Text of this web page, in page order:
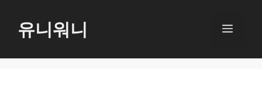
로
유니워니 메